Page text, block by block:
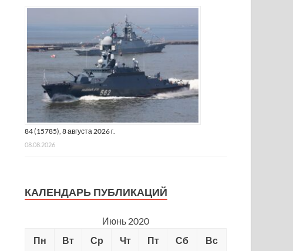
84 (15785), 8 августа 2026 г.
08.08.2026
КАЛЕНДАРЬ ПУБЛИКАЦИЙ
Июнь 2020
Пн
Вт Ср Чт Пт Сб Вс